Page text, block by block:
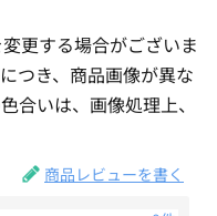
更する場合がございま
つき、商品画像が異な
合いは、画像処理上、
商品レビューを書く